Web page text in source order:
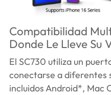
Compatibilidad
Donde Le Lleve Su
El SC730 utiliza un
conectarse a diferentes
incluidos Android*, Mac